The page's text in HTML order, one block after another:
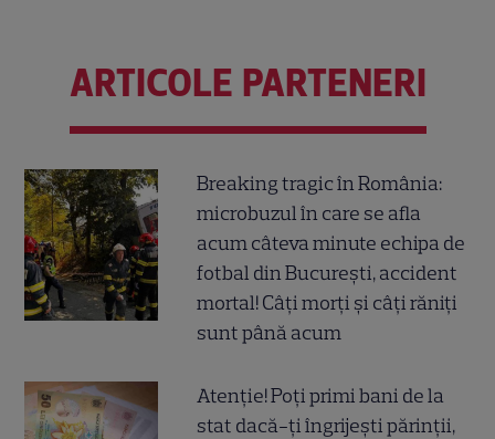
ARTICOLE PARTENERI
Breaking tragic în România:
microbuzul în care se afla
acum câteva minute echipa de
fotbal din București, accident
mortal! Câți morți și câți răniți
sunt până acum
Atenție! Poți primi bani de la
stat dacă-ți îngrijești părinții,